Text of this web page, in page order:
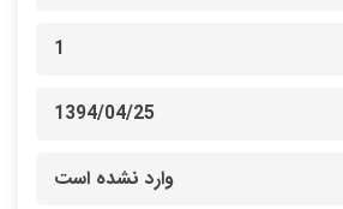
1
1394/04/25
وارد نشده است